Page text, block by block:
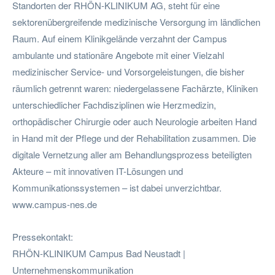
Standorten der RHÖN-KLINIKUM AG, steht für eine
sektorenübergreifende medizinische Versorgung im ländlichen
Raum. Auf einem Klinikgelände verzahnt der Campus
ambulante und stationäre Angebote mit einer Vielzahl
medizinischer Service- und Vorsorgeleistungen, die bisher
räumlich getrennt waren: niedergelassene Fachärzte, Kliniken
unterschiedlicher Fachdisziplinen wie Herzmedizin,
orthopädischer Chirurgie oder auch Neurologie arbeiten Hand
in Hand mit der Pflege und der Rehabilitation zusammen. Die
digitale Vernetzung aller am Behandlungsprozess beteiligten
Akteure – mit innovativen IT-Lösungen und
Kommunikationssystemen – ist dabei unverzichtbar.
www.campus-nes.de
Pressekontakt:
RHÖN-KLINIKUM Campus Bad Neustadt |
Unternehmenskommunikation